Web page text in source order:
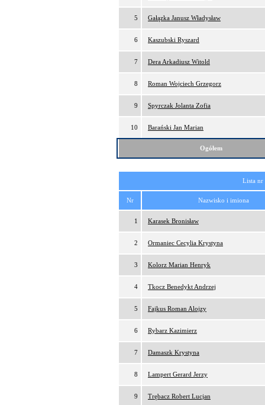
5 Gałązka Janusz Władysław
6 Kaszubski Ryszard
7 Dera Arkadiusz Witold
8 Roman Wojciech Grzegorz
9 Spyrczak Jolanta Zofia
10 Barański Jan Marian
Ogółem
Lista
Nr Nazwisko i imiona
1 Karasek Bronisław
2 Ormaniec Cecylia Krystyna
3 Kolorz Marian Henryk
4 Tkocz Benedykt Andrzej
5 Fajkus Roman Alojzy
6 Rybarz Kazimierz
7 Damaszk Krystyna
8 Lampert Gerard Jerzy
9 Trębacz Robert Lucjan